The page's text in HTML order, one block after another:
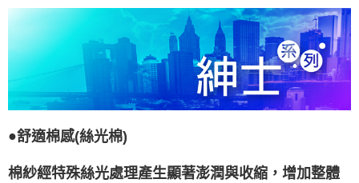
●舒適棉感(絲光棉)
棉紗經特殊絲光處理產生顯著澎潤與收縮，增加整體